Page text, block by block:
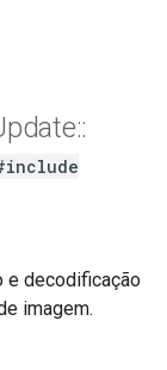
::
e decodificação
imagem.